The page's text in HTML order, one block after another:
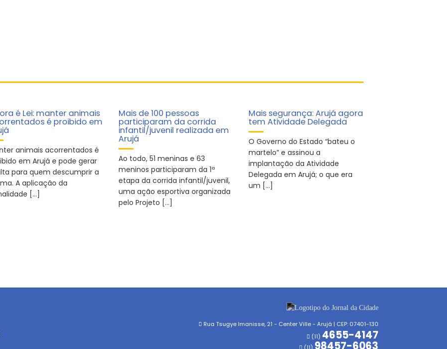
é Lei: manter animais
é proibido em
animais acorrentados é
em Arujá e pode gerar
para quem descumprir a
A aplicação da
[…]
Mais de 100 pessoas
participaram da corrida
infantil/juvenil realizada em
Arujá
Ao todo, 51 meninas e 63
meninos participaram da 1ª
etapa da corrida infantil/juvenil,
uma ação esportiva organizada
pelo Projeto […]
Mais segurança: Arujá agora
tem Atividade Delegada
O Governo do Estado “bateu o
martelo” e assinou a
implantação da Atividade
Delegada em Arujá; o que era
um […]
Rua Tsugye Imanisse, 21 - Center Ville - Arujá | CEP: 07401-130
(11) 4655-4147
98457-6063